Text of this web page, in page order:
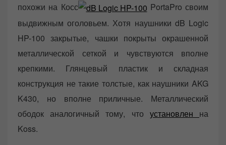
похожи на Косс
PortaPro своим
выдвижным оголовьем. Хотя наушники dB Logic
HP-100 закрытые, чашки покрыты окрашенной
металлической сеткой и чувствуются вполне
крепкими. Глянцевый пластик и складная
конструкция не такие толстые, как наушники AKG
K430, но вполне приличные. Металлический
ободок аналогичный тому, что установлен на
Koss.